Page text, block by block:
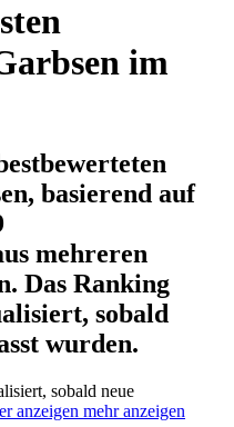
im
basierend auf
mehreren
Das Ranking
sobald
wurden.
sobald neue
anzeigen mehr anzeigen